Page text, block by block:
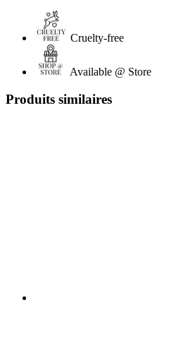
Cruelty-free
Available @ Store
Produits similaires